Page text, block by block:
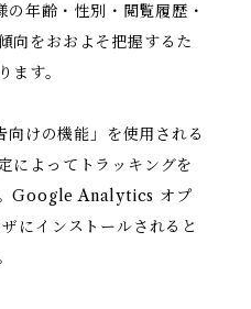
年齢・性別・閲覧履歴・
向をおおよそ把握するた
ます。
けの機能」を使用される
によってトラッキングを
Google Analytics オプ
にインストールされると